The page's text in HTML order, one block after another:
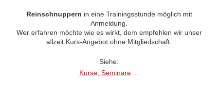
Reinschnuppern in eine Trainingsstunde möglich mit
Anmeldung.
Wer erfahren möchte wie es wirkt, dem empfehlen wir unser
allzeit Kurs-Angebot ohne Mitgliedschaft.
Siehe:
Kurse, Seminare